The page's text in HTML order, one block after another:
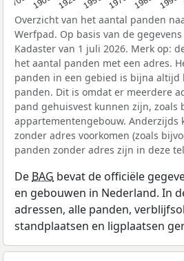
Overzicht van het aantal panden
Werfpad. Op basis van de
Kadaster van 1 juli 2026. Merk op:
het aantal panden met een adres.
panden in een gebied is bijna altijd
panden. Dit is omdat er meerdere
pand gehuisvest kunnen zijn, zoals
appartementengebouw. Anderzijds
zonder adres voorkomen (zoals
panden zonder adres zijn in deze
De BAG bevat de officiële
en gebouwen in Nederland. In
adressen, alle panden,
standplaatsen en ligplaatsen